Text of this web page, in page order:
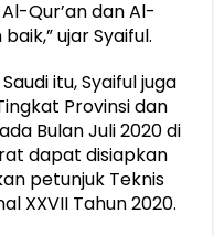
Qur’an dan Al-
ujar Syaiful.
itu, Syaiful juga
Provinsi dan
Bulan Juli 2020 di
dapat disiapkan
petunjuk Teknis
XXVII Tahun 2020.